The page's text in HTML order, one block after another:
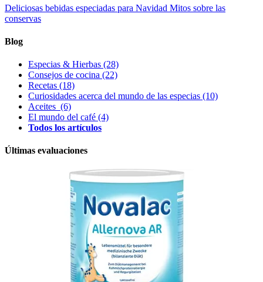
Deliciosas bebidas especiadas para Navidad Mitos sobre las
conservas
Blog
Especias & Hierbas (28)
Consejos de cocina (22)
Recetas (18)
Curiosidades acerca del mundo de las especias (10)
Aceites (6)
El mundo del café (4)
Todos los artículos
Últimas evaluaciones